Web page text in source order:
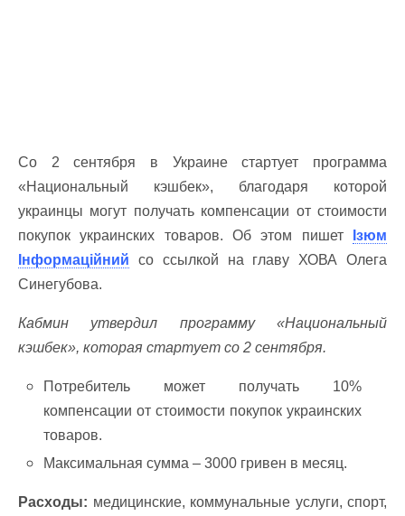
Со 2 сентября в Украине стартует программа
«Национальный кэшбек», благодаря которой
украинцы могут получать компенсации от стоимости
покупок украинских товаров. Об этом пишет
Ізюм
Інформаційний со ссылкой на главу ХОВА Олега
Синегубова.
Кабмин утвердил программу «Национальный
кэшбек», которая стартует со 2 сентября.
Потребитель может получать 10%
компенсации от стоимости покупок украинских
товаров.
Максимальная сумма – 3000 гривен в месяц.
Расходы: медицинские, коммунальные услуги, спорт,